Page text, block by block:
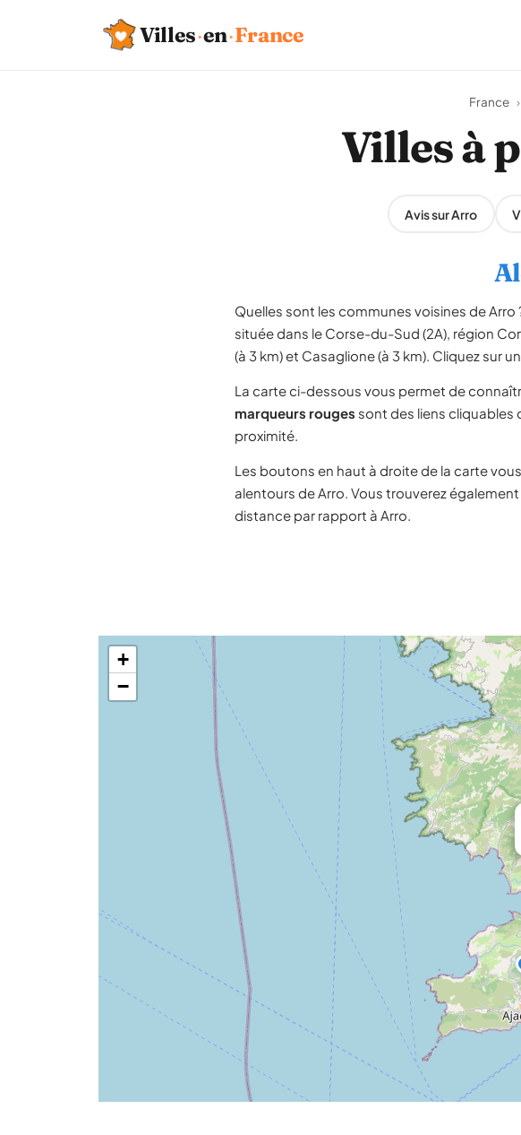
Villes·en·France
France ›
Villes à
Avis sur Arro
Quelles sont les communes voisines de
située dans le Corse-du-Sud (2A), région
(à 3 km) et Casaglione (à 3 km). Cliquez sur
La carte ci-dessous vous permet de
marqueurs rouges sont des liens cliquables
proximité.
Les boutons en haut à droite de la carte
alentours de Arro. Vous trouverez
distance par rapport à Arro.
+
−